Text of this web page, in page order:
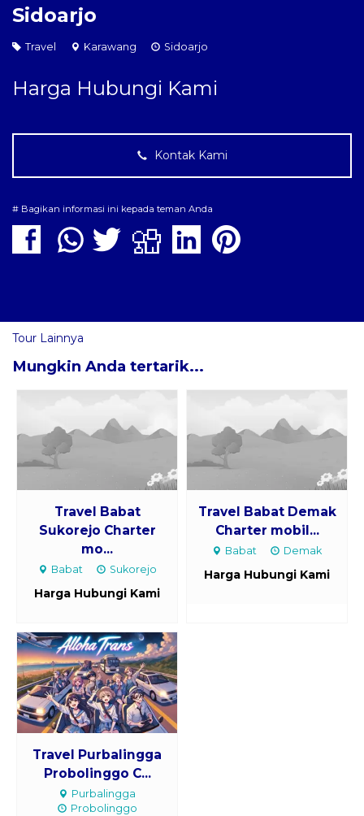
Sidoarjo
Travel Karawang Sidoarjo
Harga Hubungi Kami
Kontak Kami
# Bagikan informasi ini kepada teman Anda
Tour Lainnya
Mungkin Anda tertarik...
Travel Babat
Sukorejo Charter
mo...
Babat Sukorejo
Harga Hubungi Kami
Travel Babat Demak
Charter mobil...
Babat Demak
Harga Hubungi Kami
Travel Purbalingga
Probolinggo C...
Purbalingga
Probolinggo